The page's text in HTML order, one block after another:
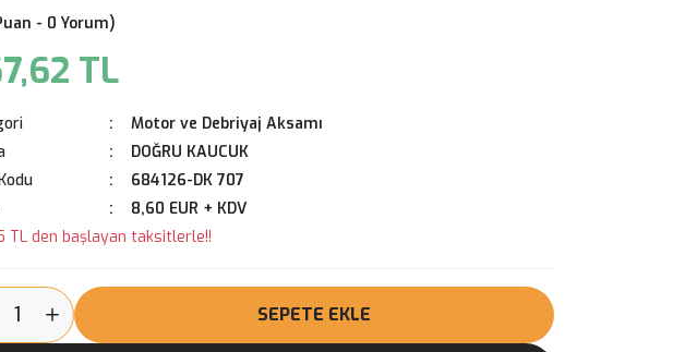
- 0 Yorum)
TL
Motor ve Debriyaj Aksamı
DOĞRU KAUCUK
684126-DK 707
8,60 EUR + KDV
TL den başlayan taksitlerle!!
SEPETE EKLE